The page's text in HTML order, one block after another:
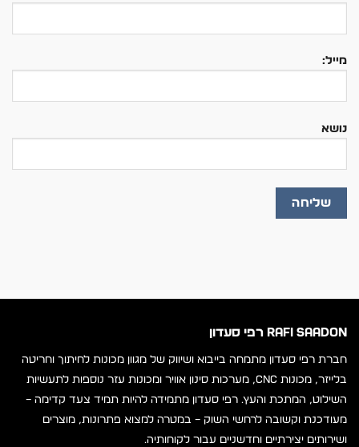
מייל:
נושא
RAFI SAADON רפי סעדון
חברת רפי סעדון מתמחה בייבוא ושיווק של מגוון מכונות לחיתוך וחריטה
בלייזר, מכונות CNC, מערכות סינון אוויר ומכונות עזר נוספות לתעשיות
השילוט, המתכת והעץ. רפי סעדון מתמידה להיות תמיד צעד קדימה –
מעודכנת וקשובה לרחשי השוק – במטרה למצוא פתרונות, מוצרים
ושירותים יצירתיים וחדשניים עבור לקוחותיה.